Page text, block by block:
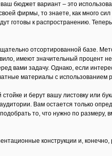
бюджет вариант – это
фирмы, то знаете, как много сил
готовы к распространению.
отсортированной базе.
имеют значительный процент
вами задачу. Однако, если
материалы с использованием
и берут вашу листовку или
Вам остается только
то, что нужно по размеру,
конструкции и,